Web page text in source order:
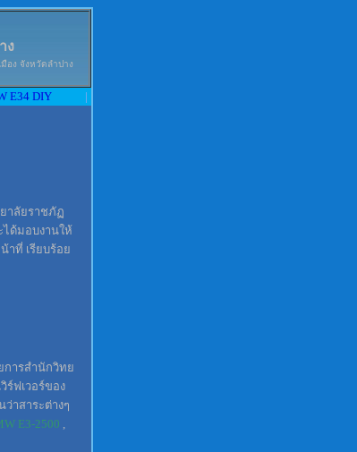
ง
อง จังหวัดลำปาง
E34 DIY |
าลัยราชภัฏ
ได้มอบงานให้
าที่ เรียบร้อย
การสำนักวิทย
ร์ฟเวอร์ของ
าสาระต่างๆ
E3-2500 ,